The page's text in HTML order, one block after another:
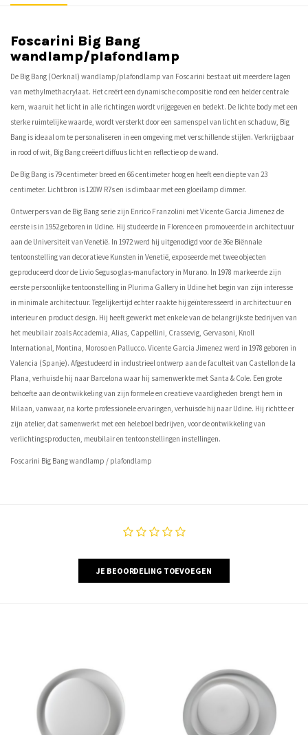
Foscarini Big Bang
wandlamp/plafondlamp
De Big Bang (Oerknal) wandlamp/plafondlamp van Foscarini bestaat uit meerdere lagen
van methylmethacrylaat. Het creërt een dynamische compositie rond een helder centrale
kern, waaruit het licht in alle richtingen wordt vrijgegeven en bedekt. De lichte body met een
sterke ruimtelijke waarde, wordt versterkt door een samenspel van licht en schaduw, Big
Bang is ideaal om te personaliseren in een omgeving met verschillende stijlen. Verkrijgbaar
in rood of wit, Big Bang creëert diffuus licht en reflectie op de wand.
De Big Bang is 79 centimeter breed en 66 centimeter hoog en heeft een diepte van 23
centimeter. Lichtbron is 120W R7s en is dimbaar met een gloeilamp dimmer.
Ontwerpers van de Big Bang serie zijn Enrico Franzolini met Vicente Garcia Jimenez de
eerste is in 1952 geboren in Udine. Hij studeerde in Florence en promoveerde in architectuur
aan de Universiteit van Venetië. In 1972 werd hij uitgenodigd voor de 36e Biënnale
tentoonstelling van decoratieve Kunsten in Venetië, exposeerde met twee objecten
geproduceerd door de Livio Seguso glas-manufactory in Murano. In 1978 markeerde zijn
eerste persoonlijke tentoonstelling in Plurima Gallery in Udine het begin van zijn interesse
in minimale architectuur. Tegelijkertijd echter raakte hij geïnteresseerd in architectuur en
interieur en product design. Hij heeft gewerkt met enkele van de belangrijkste bedrijven van
het meubilair zoals Accademia, Alias, Cappellini, Crassevig, Gervasoni, Knoll
International, Montina, Moroso en Pallucco. Vicente Garcia Jimenez werd in 1978 geboren in
Valencia (Spanje). Afgestudeerd in industrieel ontwerp aan de faculteit van Castellon de la
Plana, verhuisde hij naar Barcelona waar hij samenwerkte met Santa & Cole. Een grote
behoefte aan de ontwikkeling van zijn formele en creatieve vaardigheden brengt hem in
Milaan, vanwaar, na korte professionele ervaringen, verhuisde hij naar Udine. Hij richtte er
zijn atelier, dat samenwerkt met een heleboel bedrijven, voor de ontwikkeling van
verlichtingsproducten, meubilair en tentoonstellingen instellingen.
Foscarini Big Bang wandlamp / plafondlamp
JE BEOORDELING TOEVOEGEN